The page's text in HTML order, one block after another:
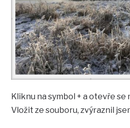
Kliknu na symbol + a otevře se
Vložit ze souboru, zvýraznil